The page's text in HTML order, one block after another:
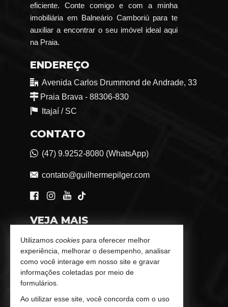
eficiente. Conte comigo e com a minha
imobiliária em Balneário Camboriú para te
auxiliar a encontrar o seu imóvel ideal aqui
na Praia.
ENDEREÇO
Avenida Carlos Drummond de Andrade, 33
Praia Brava - 88306-830
Itajaí / SC
CONTATO
(47) 9.9252-8080 (WhatsApp)
contato@guilhermepilger.com
VEJA MAIS
Consultoria Imobiliária Personalizada
trabalhe conosco
Indicadores Financeiros
Imóveis Favoritos
Utilizamos cookies para oferecer melhor
experiência, melhorar o desempenho, analisar
como você interage em nosso site e gravar
informações coletadas por meio de
formulários.
Ao utilizar esse site, você concorda com o uso